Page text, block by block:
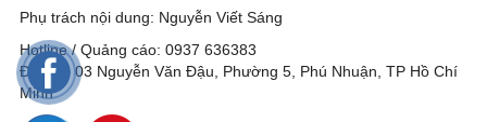
Phụ trách nội dung: Nguyễn Viết Sáng
Hotline / Quảng cáo: 0937 636383
Địa chỉ: 03 Nguyễn Văn Đậu, Phường 5, Phú Nhuận, TP Hồ Chí
Minh